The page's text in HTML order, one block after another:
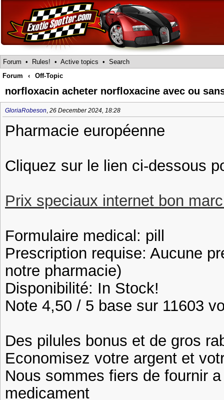
Forum • Rules! • Active topics • Search
Forum
‹ Off-Topic
norfloxacin acheter norfloxacine avec ou
GloriaRobeson, 26 December 2024, 18:28
Pharmacie européenne
Cliquez sur le lien ci-dessous
Prix speciaux internet bon
Formulaire medical: pill
Prescription requise: Aucune
notre pharmacie)
Disponibilité: In Stock!
Note 4,50 / 5 base sur 11603
Des pilules bonus et de gros
Economisez votre argent et
Nous sommes fiers de fournir
medicament